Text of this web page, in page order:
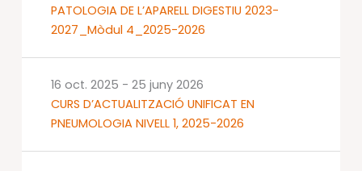
PATOLOGIA DE L’APARELL DIGESTIU 2023-
2027_Mòdul 4_2025-2026
CURS D’ACTUALITZACIÓ UNIFICAT EN
PNEUMOLOGIA NIVELL 1, 2025-2026
16 oct. 2025 - 25 juny 2026